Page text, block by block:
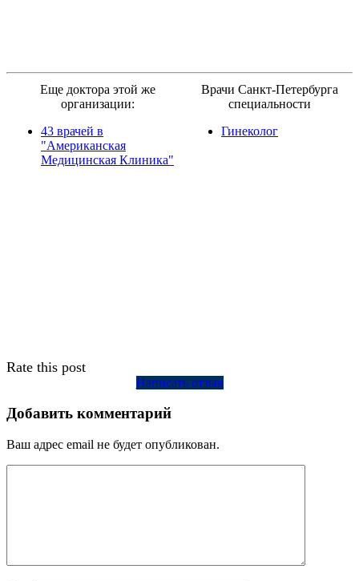
Еще доктора этой же
организации:
43 врачей в
"Американская
Медицинская Клиника"
Врачи Санкт-Петербурга
специальности
Гинеколог
Rate this post
Написать отзыв
Добавить комментарий
Ваш адрес email не будет опубликован.